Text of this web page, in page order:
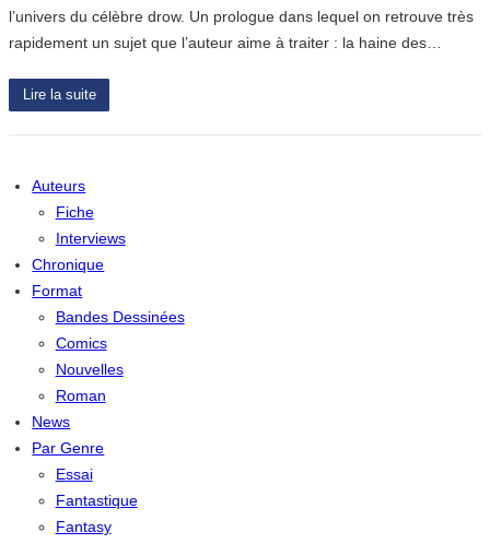
l’univers du célèbre drow. Un prologue dans lequel on retrouve très
rapidement un sujet que l’auteur aime à traiter : la haine des…
Lire la suite
Auteurs
Fiche
Interviews
Chronique
Format
Bandes Dessinées
Comics
Nouvelles
Roman
News
Par Genre
Essai
Fantastique
Fantasy